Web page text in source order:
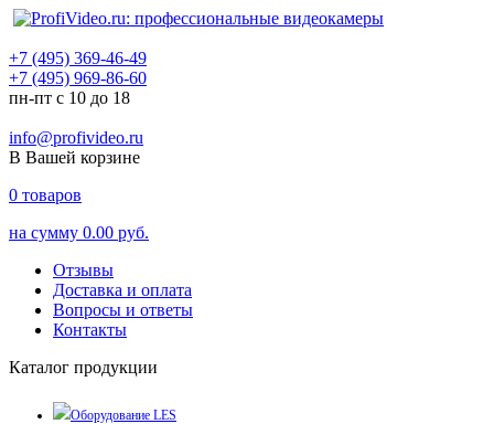
+7 (495) 369-46-49
+7 (495) 969-86-60
пн-пт с 10 до 18
info@profivideo.ru
В Вашей корзине
0 товаров
на сумму 0.00 руб.
Отзывы
Доставка и оплата
Вопросы и ответы
Контакты
Каталог продукции
Оборудование LES